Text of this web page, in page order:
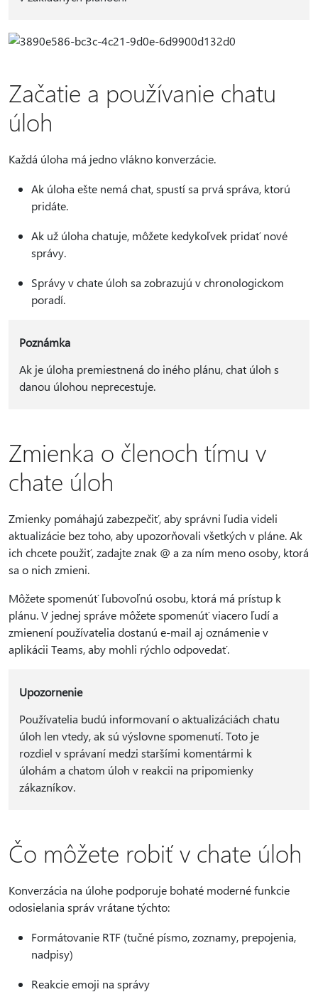
Začatie a používanie chatu
úloh
Každá úloha má jedno vlákno konverzácie.
Ak úloha ešte nemá chat, spustí sa prvá správa, ktorú
pridáte.
Ak už úloha chatuje, môžete kedykoľvek pridať nové
správy.
Správy v chate úloh sa zobrazujú v chronologickom
poradí.
Poznámka
Ak je úloha premiestnená do iného plánu, chat úloh s
danou úlohou neprecestuje.
Zmienka o členoch tímu v
chate úloh
Zmienky pomáhajú zabezpečiť, aby správni ľudia videli
aktualizácie bez toho, aby upozorňovali všetkých v pláne. Ak
ich chcete použiť, zadajte znak @ a za ním meno osoby, ktorá
sa o nich zmieni.
Môžete spomenúť ľubovoľnú osobu, ktorá má prístup k
plánu. V jednej správe môžete spomenúť viacero ľudí a
zmienení používatelia dostanú e-mail aj oznámenie v
aplikácii Teams, aby mohli rýchlo odpovedať.
Upozornenie
Používatelia budú informovaní o aktualizáciách chatu
úloh len vtedy, ak sú výslovne spomenutí. Toto je
rozdiel v správaní medzi staršími komentármi k
úlohám a chatom úloh v reakcii na pripomienky
zákazníkov.
Čo môžete robiť v chate úloh
Konverzácia na úlohe podporuje bohaté moderné funkcie
odosielania správ vrátane týchto:
Formátovanie RTF (tučné písmo, zoznamy, prepojenia,
nadpisy)
Reakcie emoji na správy